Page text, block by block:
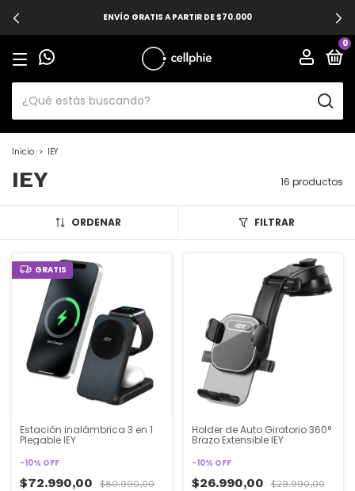
ENVÍO GRATIS A PARTIR DE $70.000
0
Inicio > IEY
IEY 16 productos
ORDENAR FILTRAR
GRATIS
Estación inalámbrica 3 en 1
Plegable IEY
-10% OFF
$72.990,00 $80.990,00
Holder de Auto Giratorio 360°
Brazo Extensible IEY
-10% OFF
$26.990,00 $29.990,00